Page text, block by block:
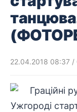
22.04.2018 08:37 /